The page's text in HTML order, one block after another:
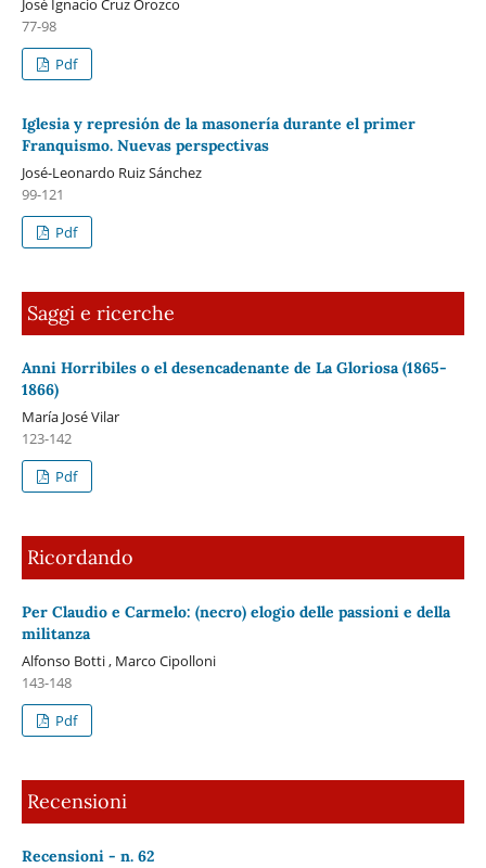
José Ignacio Cruz Orozco
77-98
Pdf
Iglesia y represión de la masonería durante el primer
Franquismo. Nuevas perspectivas
José-Leonardo Ruiz Sánchez
99-121
Pdf
Saggi e ricerche
Anni Horribiles o el desencadenante de La Gloriosa (1865-
1866)
María José Vilar
123-142
Pdf
Ricordando
Per Claudio e Carmelo: (necro) elogio delle passioni e della
militanza
Alfonso Botti , Marco Cipolloni
143-148
Pdf
Recensioni
Recensioni - n. 62